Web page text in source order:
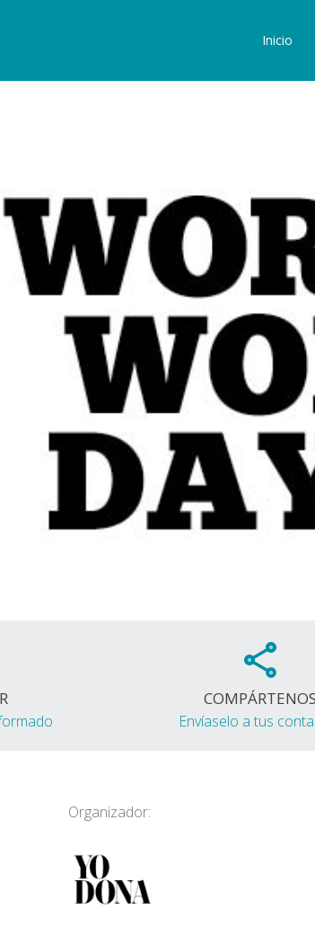
Inicio
COMPÁRTENOS
Envíaselo a tus
Organizador: